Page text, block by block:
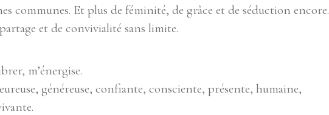
communes. Et plus de féminité, de grâce et de séduction encore.
et de convivialité sans limite.
m’énergise.
généreuse, confiante, consciente, présente, humaine,